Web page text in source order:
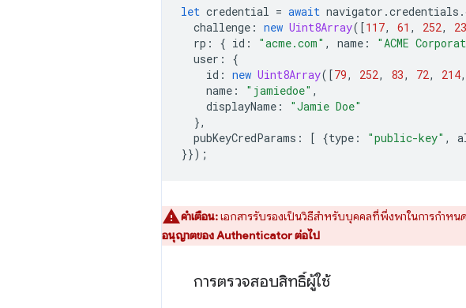
let credential = await navigator .credentials .
challenge : new Uint8Array([117, 61 , 252,
rp : { id : "acme.com" , name : "ACME
user :
{
id : new Uint8Array([79, 252, 83, 72, 214,
name : "jamiedoe" ,
displayName :
"Jamie Doe"
},
pubKeyCredParams : [ {type : "public-key" ,
}});
คำเตือน:เอกสารรับรองเป็นวิธีสำหรับบุคคลที่พึ่งพาในการกำห
อนุญาตของ Authenticator ต่อไป
การตรวจสอบสิทธิ์ผู้ใช้